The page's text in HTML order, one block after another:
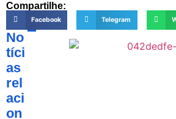
Compartilhe:
Facebook Telegram
No
tíci
as
rel
aci
on